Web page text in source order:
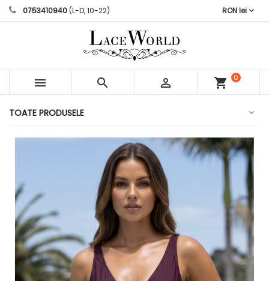
0753410940(L-D, 10-22) RON lei
   shopping_cart
0
TOATE PRODUSELE